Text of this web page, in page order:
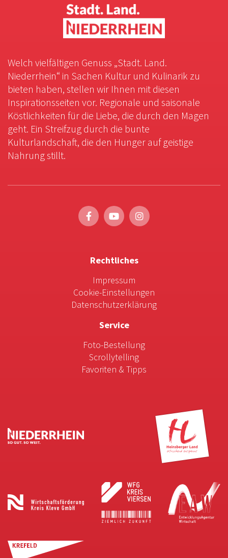
Welch vielfältigen Genuss „Stadt. Land.
Niederrhein“ in Sachen Kultur und Kulinarik zu
bieten haben, stellen wir Ihnen mit diesen
Inspirationsseiten vor. Regionale und saisonale
Köstlichkeiten für die Liebe, die durch den Magen
geht. Ein Streifzug durch die bunte
Kulturlandschaft, die den Hunger auf geistige
Nahrung stillt.
Rechtliches
Impressum
Cookie-Einstellungen
Datenschutzerklärung
Service
Foto-Bestellung
Scrollytelling
Favoriten & Tipps